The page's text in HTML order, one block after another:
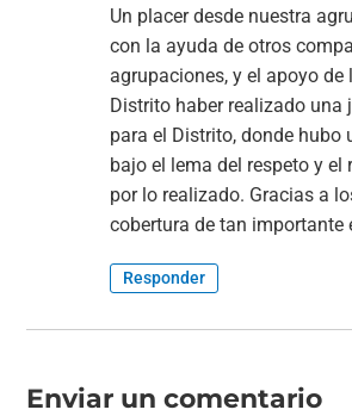
Un placer desde nuestra
con la ayuda de otros
agrupaciones, y el apoyo
Distrito haber realizado una
para el Distrito, donde hubo
bajo el lema del respeto y el
por lo realizado. Gracias a
cobertura de tan importante
Responder
Enviar un comentario